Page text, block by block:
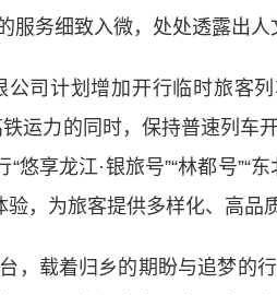
务细致入微，处处透露出人
司计划增加开行临时旅客
运力的同时，保持普速列车
悠享龙江·银旅号”“林都号”“
，为旅客提供多样化、高品
，载着归乡的期盼与追梦的